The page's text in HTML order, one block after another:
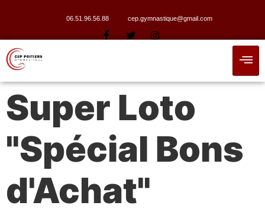
06.51.96.56.88 cep.gymnastique@gmail.com
Super Loto
"Spécial Bons
d'Achat"